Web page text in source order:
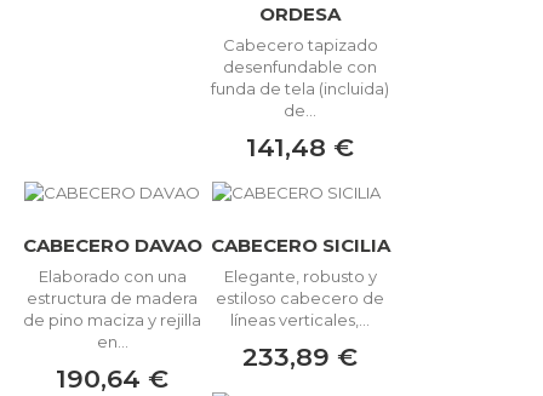
ORDESA
Cabecero tapizado
desenfundable con
funda de tela (incluida)
de...
141,48 €
CABECERO DAVAO
Elaborado con una
estructura de madera
de pino maciza y rejilla
en...
190,64 €
CABECERO SICILIA
Elegante, robusto y
estiloso cabecero de
líneas verticales,...
233,89 €